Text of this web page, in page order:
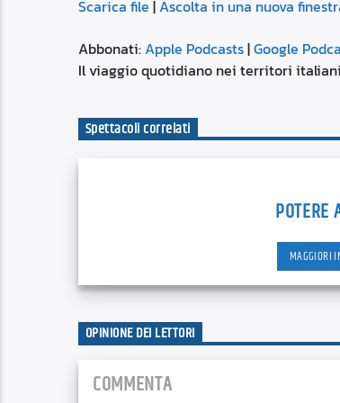
Spotify
LINK
EMBED
Scarica file |Ascolta in una nuova
Abbonati:Apple Podcasts|Google
Il viaggio quotidiano nei territori
Spettacoli correlati
POTERE
MAGGIORI
OPINIONE DEI LETTORI
COMMENTA